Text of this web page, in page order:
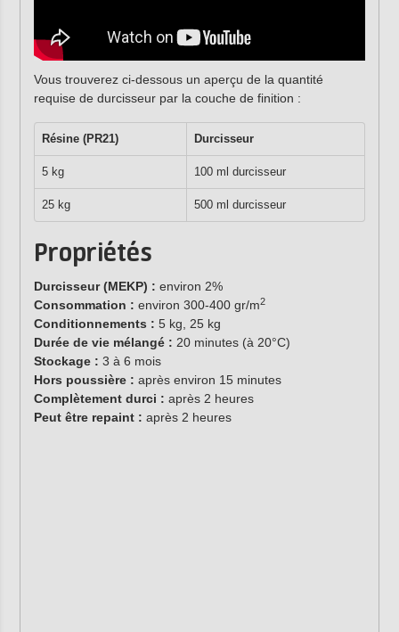
Vous trouverez ci-dessous un aperçu de la quantité
requise de durcisseur par la couche de finition :
Résine (PR21) Durcisseur
5 kg 100 ml durcisseur
25 kg 500 ml durcisseur
Propriétés
Durcisseur (MEKP) : environ 2%
Consommation : environ 300-400 gr/m2
Conditionnements : 5 kg, 25 kg
Durée de vie mélangé : 20 minutes (à 20°C)
Stockage : 3 à 6 mois
Hors poussière : après environ 15 minutes
Complètement durci : après 2 heures
Peut être repaint : après 2 heures